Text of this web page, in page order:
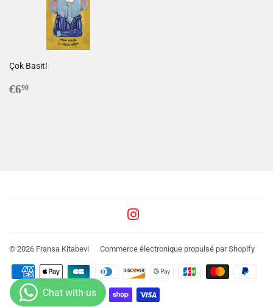
Çok Basit!
Prix
€690
© 2026 Fransa Kitabevi Commerce électronique propulsé par Shopify
Icônes